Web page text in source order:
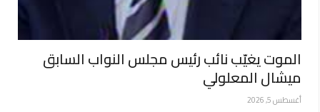
الموت يغيّب نائب رئيس مجلس النواب السابق
ميشال المعلولي
أغسطس 5, 2026